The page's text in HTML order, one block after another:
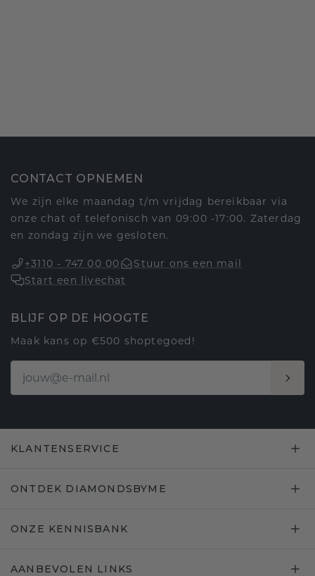
CONTACT OPNEMEN
We zijn elke maandag t/m vrijdag bereikbaar via
onze chat of telefonisch van 09:00 -17:00. Zaterdag
en zondag zijn we gesloten.
+3110 - 747 00 00
Stuur ons een mail
Start een livechat
BLIJF OP DE HOOGTE
Maak kans op €500 shoptegoed!
KLANTENSERVICE
ONTDEK DIAMONDSBYME
ONZE KENNISBANK
AANBEVOLEN LINKS